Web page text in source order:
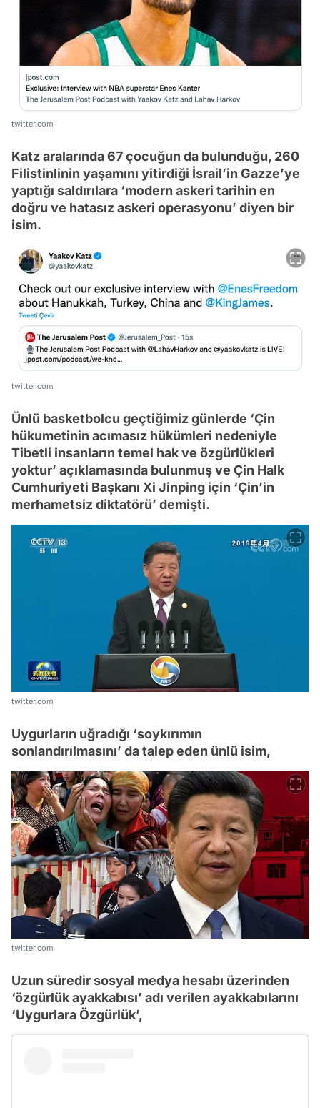
twitter.com
Katz aralarında 67 çocuğun da bulunduğu, 260
Filistinlinin yaşamını yitirdiği İsrail’in Gazze’ye
yaptığı saldırılara ‘modern askeri tarihin en
doğru ve hatasız askeri operasyonu’ diyen bir
isim.
twitter.com
Ünlü basketbolcu geçtiğimiz günlerde ‘Çin
hükumetinin acımasız hükümleri nedeniyle
Tibetli insanların temel hak ve özgürlükleri
yoktur’ açıklamasında bulunmuş ve Çin Halk
Cumhuriyeti Başkanı Xi Jinping için ‘Çin’in
merhametsiz diktatörü’ demişti.
twitter.com
Uygurların uğradığı ‘soykırımın
sonlandırılmasını’ da talep eden ünlü isim,
twitter.com
Uzun süredir sosyal medya hesabı üzerinden
‘özgürlük ayakkabısı’ adı verilen ayakkabılarını
‘Uygurlara Özgürlük’,